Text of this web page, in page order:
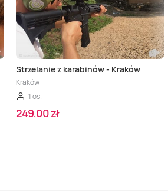
Strzelanie z karabinów - Kraków
Kraków
1 os.
249,00 zł